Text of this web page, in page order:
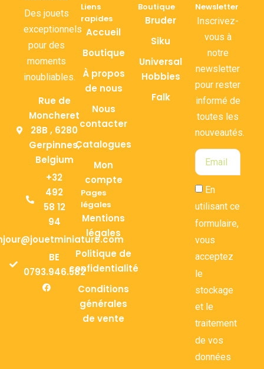
Des jouets
exceptionnels
pour des
moments
inoubliables.
Rue de
Moncheret
28B , 6280
Gerpinnes,
Belgium
+32
492
58 12
94
BE
0793.946.582
Liens
rapides
Accueil
Boutique
À propos
de nous
Nous
contacter
Catalogues
Mon
compte
Pages
légales
Mentions
légales
Politique de
confidentialité
Conditions
générales
de vente
Boutique
Bruder
Siku
Universal
Hobbies
Falk
Newsletter
Inscrivez-
vous à
notre
newsletter
pour rester
informé de
toutes les
nouveautés.
En
utilisant ce
formulaire,
vous
acceptez
le
stockage
et le
traitement
de vos
données